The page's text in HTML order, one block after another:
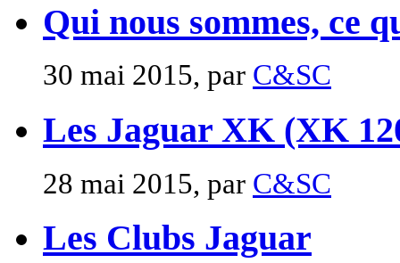
Qui nous sommes, ce
30 mai 2015, par C&SC
Les Jaguar XK (XK
28 mai 2015, par C&SC
Les Clubs Jaguar